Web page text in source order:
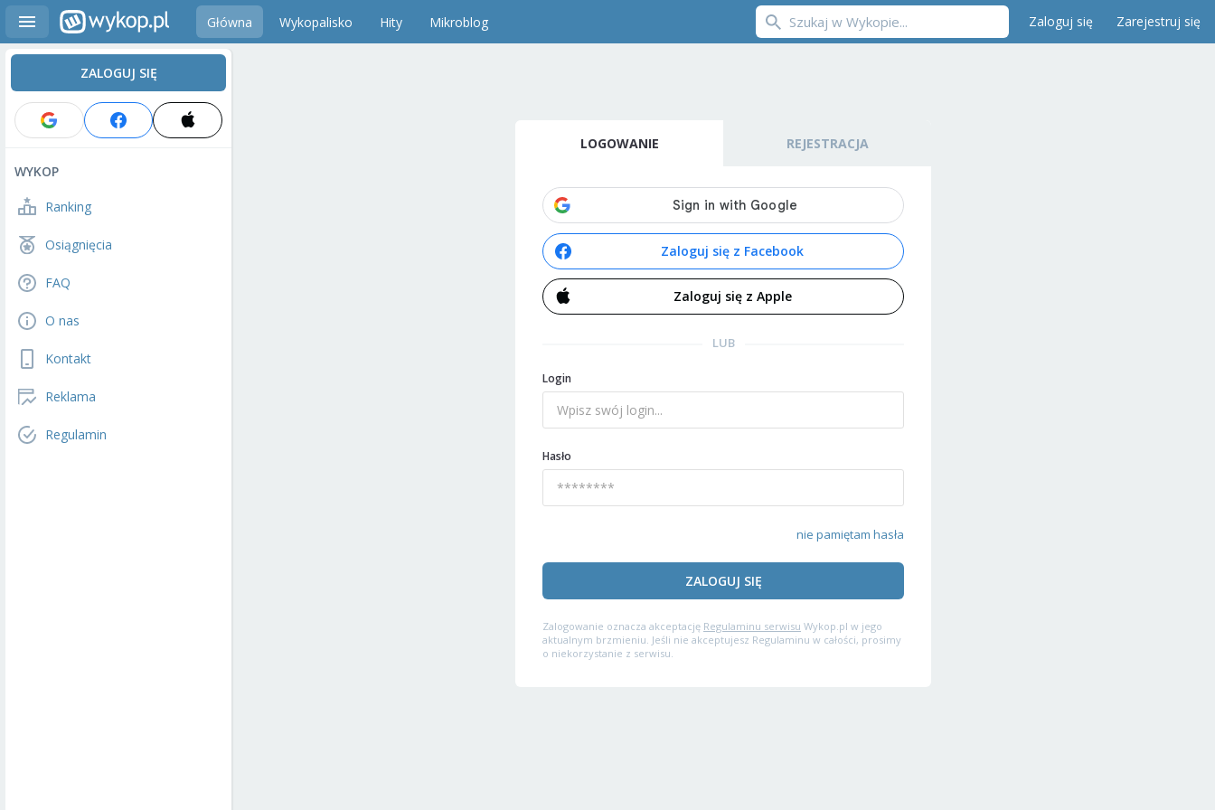
Główna Wykopalisko Hity Mikroblog Zaloguj się Zarejestruj się
ZALOGUJ SIĘ
WYKOP
Ranking
Osiągnięcia
FAQ
O nas
Kontakt
Reklama
Regulamin
LOGOWANIE REJESTRACJA
Zaloguj się z Facebook
Zaloguj się z Apple
LUB
Login
Hasło
nie pamiętam hasła
ZALOGUJ SIĘ
Zalogowanie oznacza akceptację Regulaminu serwisu Wykop.pl w jego
aktualnym brzmieniu. Jeśli nie akceptujesz Regulaminu w całości, prosimy
o niekorzystanie z serwisu.